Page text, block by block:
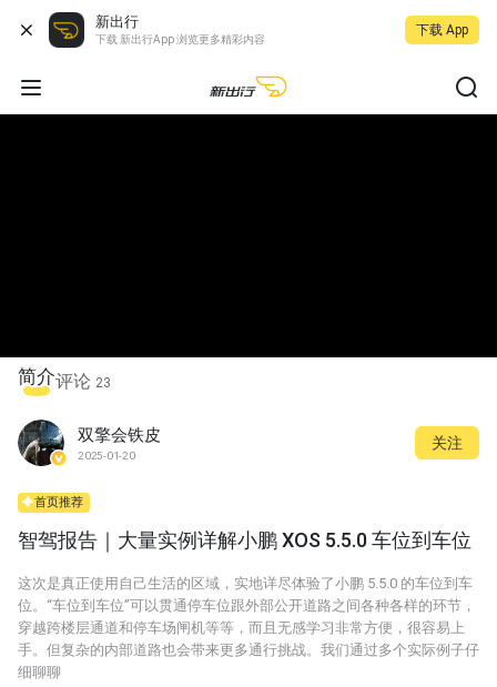
新出行
下载 新出行App 浏览更多精彩内容
下载 App
简介评论 23
双擎会铁皮
2025-01-20
关注
首页推荐
智驾报告｜大量实例详解小鹏 XOS 5.5.0 车位到车位
这次是真正使用自己生活的区域，实地详尽体验了小鹏 5.5.0 的车位到车
位。“车位到车位”可以贯通停车位跟外部公开道路之间各种各样的环节，
穿越跨楼层通道和停车场闸机等等，而且无感学习非常方便，很容易上
手。但复杂的内部道路也会带来更多通行挑战。我们通过多个实际例子仔
细聊聊